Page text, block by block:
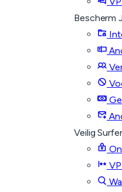
Bescherm
Veilig